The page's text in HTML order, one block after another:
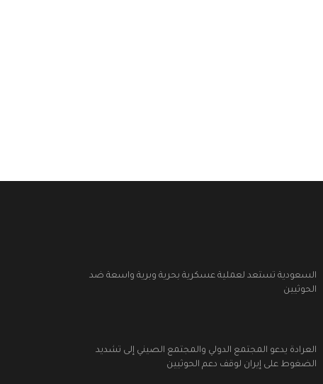
السعودية تستعد لعملية عسكرية بحرية وبرية واسعة ضد
الحوثيين
العرادة يدعو المجتمع الدولي والمجتمع الصيني إلى تشديد
الضغوط على إيران لوقف دعم الحوثيين